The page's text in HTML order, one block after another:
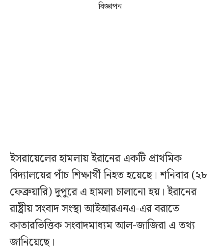
বিজ্ঞাপন
ইসরায়েলের হামলায় ইরানের একটি প্রাথমিক
বিদ্যালয়ের পাঁচ শিক্ষার্থী নিহত হয়েছে। শনিবার (২৮
ফেব্রুয়ারি) দুপুরে এ হামলা চালানো হয়। ইরানের
রাষ্ট্রীয় সংবাদ সংস্থা আইআরএনএ-এর বরাতে
কাতারভিত্তিক সংবাদমাধ্যম আল-জাজিরা এ তথ্য
জানিয়েছে।